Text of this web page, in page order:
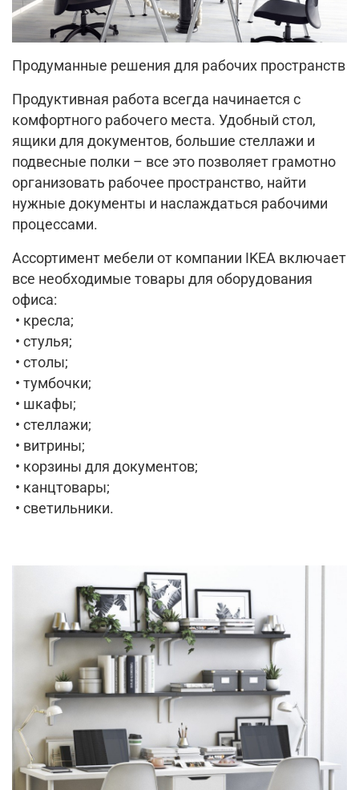
Продуманные решения для рабочих пространств
Продуктивная работа всегда начинается с
комфортного рабочего места. Удобный стол,
ящики для документов, большие стеллажи и
подвесные полки – все это позволяет грамотно
организовать рабочее пространство, найти
нужные документы и наслаждаться рабочими
процессами.
Ассортимент мебели от компании IKEA включает
все необходимые товары для оборудования
офиса:
• кресла;
• стулья;
• столы;
• тумбочки;
• шкафы;
• стеллажи;
• витрины;
• корзины для документов;
• канцтовары;
• светильники.